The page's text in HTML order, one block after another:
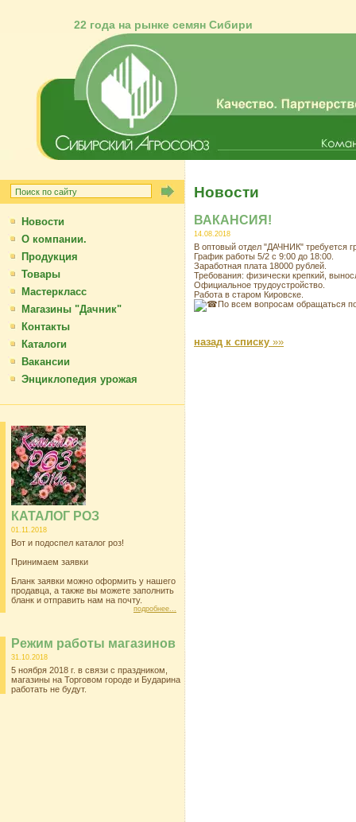
22 года на рынке семян Сибири
Новости
О компании.
Продукция
Товары
Мастеркласс
Магазины "Дачник"
Контакты
Каталоги
Вакансии
Энциклопедия урожая
КАТАЛОГ РОЗ
01.11.2018
Вот и подоспел каталог роз!
Принимаем заявки
Бланк заявки можно оформить у нашего
продавца, а также вы можете заполнить
бланк и отправить нам на почту.
подробнее...
Режим работы магазинов
31.10.2018
5 ноября 2018 г. в связи с праздником,
магазины на Торговом городе и Бударина
работать не будут.
Новости
ВАКАНСИЯ!
14.08.2018
В оптовый отдел "ДАЧНИК" требуется
График работы 5/2 с 9:00 до 18:00.
Заработная плата 18000 рублей.
Требования: физически крепкий,
Официальное трудоустройство.
Работа в старом Кировске.
По всем вопросам обращаться
назад к списку »»